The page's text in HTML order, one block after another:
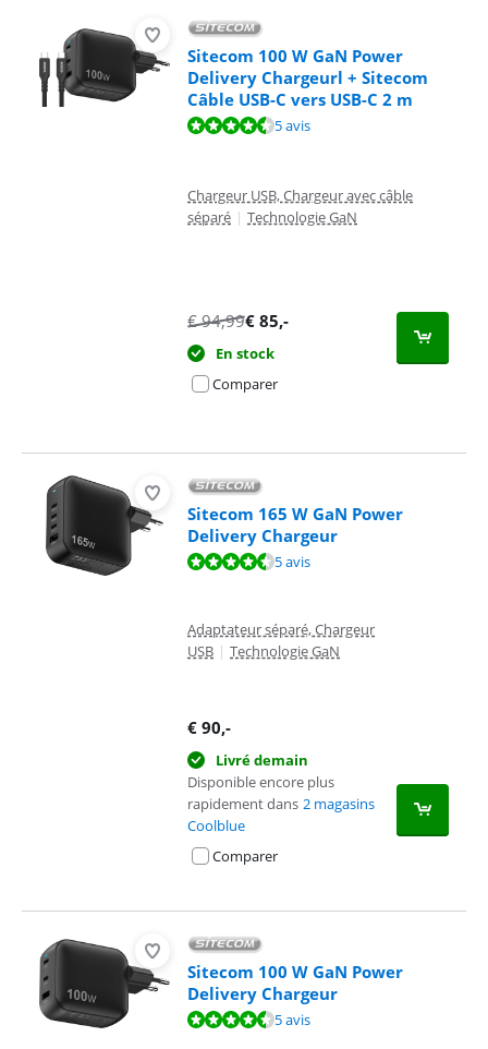
Sitecom 100 W GaN Power
Delivery Chargeurl + Sitecom
Câble USB-C vers USB-C 2 m
La note est de 9,1 sur 10, basée sur 5 avis.5 avis
Chargeur USB, Chargeur avec câble
séparé | Technologie GaN
€94,99€ 85,-
En stock
Comparer
Sitecom 165 W GaN Power
Delivery Chargeur
La note est de 9,1 sur 10, basée sur 5 avis.5 avis
Adaptateur séparé, Chargeur
USB | Technologie GaN
€ 90,-
Livré demain
Disponible encore plus
rapidement dans 2 magasins
Coolblue
Comparer
Sitecom 100 W GaN Power
Delivery Chargeur
La note est de 9,1 sur 10, basée sur 5 avis.5 avis